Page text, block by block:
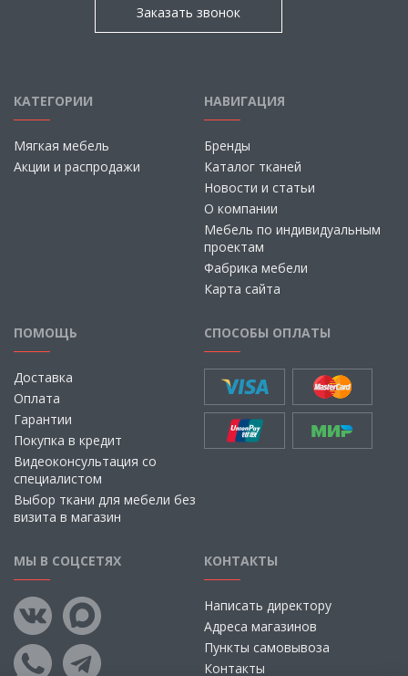
Заказать звонок
КАТЕГОРИИ
Мягкая мебель
Акции и распродажи
НАВИГАЦИЯ
Бренды
Каталог тканей
Новости и статьи
О компании
Мебель по индивидуальным
проектам
Фабрика мебели
Карта сайта
ПОМОЩЬ
Доставка
Оплата
Гарантии
Покупка в кредит
Видеоконсультация со
специалистом
Выбор ткани для мебели без
визита в магазин
СПОСОБЫ ОПЛАТЫ
МЫ В СОЦСЕТЯХ КОНТАКТЫ
Написать директору
Адреса магазинов
Пункты самовывоза
Контакты